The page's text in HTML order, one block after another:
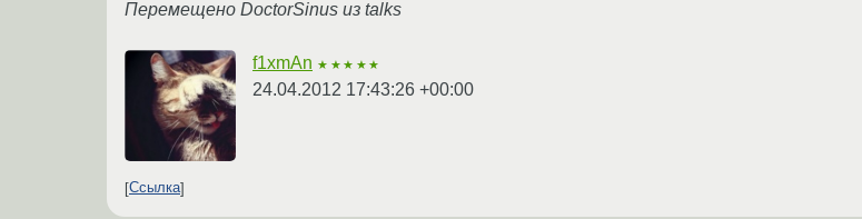
Перемещено DoctorSinus из talks
f1xmAn ★★★★★
24.04.2012 17:43:26 +00:00
Ссылка